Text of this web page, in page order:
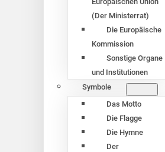
(Der Ministerrat)
Die Europäische
Kommission
Sonstige Organe
und Institutionen
Symbole
Das Motto
Die Flagge
Die Hymne
Der